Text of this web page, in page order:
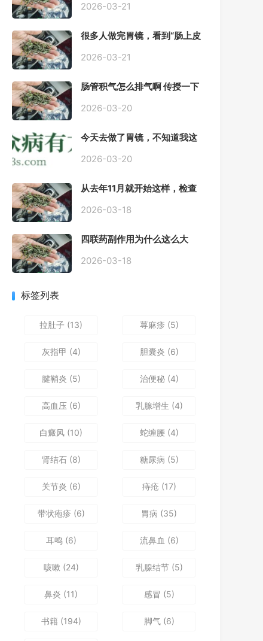
2026-03-21
很多人做完胃镜，看到“肠上皮
己上网查又吓睡不着，到底严
2026-03-21
肠管积气怎么排气啊 传授一下
2026-03-20
今天去做了胃镜，不知道我这
2026-03-20
从去年11月就开始这样，检查
是轻微的胃炎，胃不疼，但是
感，打出来就好一些，还一直
打空嗝，各种药吃了都没效果
2026-03-18
四联药副作用为什么这么大
2026-03-18
标签列表
拉肚子 (13) 荨麻疹 (5)
灰指甲 (4) 胆囊炎 (6)
腱鞘炎 (5) 治便秘(4)
高血压(6) 乳腺增生 (4)
白癜风 (10) 蛇缠腰(4)
肾结石(8) 糖尿病 (5)
关节炎 (6) 痔疮 (17)
带状疱疹 (6) 胃病 (35)
耳鸣(6) 流鼻血 (6)
咳嗽 (24) 乳腺结节(5)
鼻炎 (11) 感冒 (5)
书籍(194) 脚气(6)